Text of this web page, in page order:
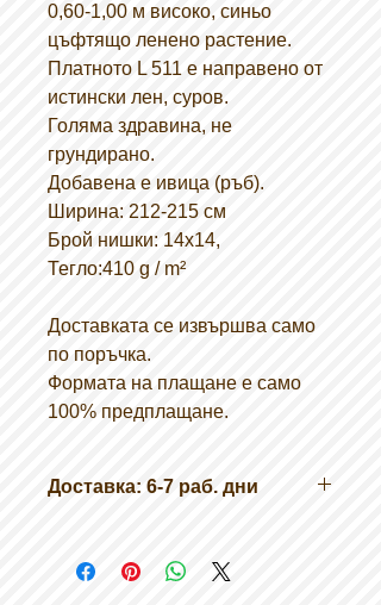
0,60-1,00 м високо, синьо
цъфтящо ленено растение.
Платното L 511 е направено от
истински лен, суров.
Голяма здравина, не
грундирано.
Добавена е ивица (ръб).
Ширина: 212-215 см
Брой нишки: 14x14,
Тегло:410 g / m²
Доставката се извършва само
по поръчка.
Формата на плащане е само
100% предплащане.
Доставка: 6-7 раб. дни